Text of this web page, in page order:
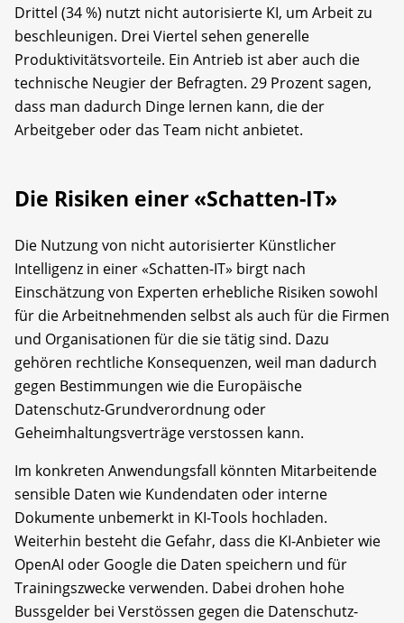
Drittel (34 %) nutzt nicht autorisierte KI, um Arbeit zu
beschleunigen. Drei Viertel sehen generelle
Produktivitätsvorteile. Ein Antrieb ist aber auch die
technische Neugier der Befragten. 29 Prozent sagen,
dass man dadurch Dinge lernen kann, die der
Arbeitgeber oder das Team nicht anbietet.
Die Risiken einer «Schatten-IT»
Die Nutzung von nicht autorisierter Künstlicher
Intelligenz in einer «Schatten-IT» birgt nach
Einschätzung von Experten erhebliche Risiken sowohl
für die Arbeitnehmenden selbst als auch für die Firmen
und Organisationen für die sie tätig sind. Dazu
gehören rechtliche Konsequenzen, weil man dadurch
gegen Bestimmungen wie die Europäische
Datenschutz-Grundverordnung oder
Geheimhaltungsverträge verstossen kann.
Im konkreten Anwendungsfall könnten Mitarbeitende
sensible Daten wie Kundendaten oder interne
Dokumente unbemerkt in KI-Tools hochladen.
Weiterhin besteht die Gefahr, dass die KI-Anbieter wie
OpenAI oder Google die Daten speichern und für
Trainingszwecke verwenden. Dabei drohen hohe
Bussgelder bei Verstössen gegen die Datenschutz-